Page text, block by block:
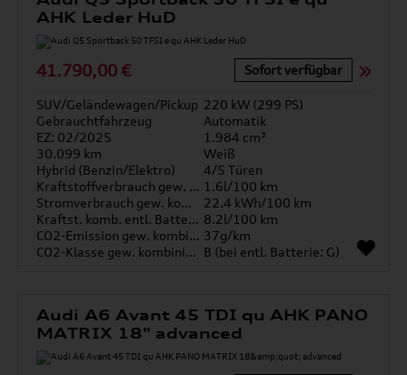
AHK Leder HuD
41.790,00 € Sofort verfügbar
SUV/Geländewagen/Pickup 220 kW (299 PS)
Gebrauchtfahrzeug
Automatik
EZ: 02/2025
1.984 cm³
30.099 km
Weiß
Hybrid (Benzin/Elektro)
4/5 Türen
Kraftstoffverbrauch gew. kombiniert 1.6l/100 km
Stromverbrauch gew. kombiniert
22.4 kWh/100 km
Kraftst. komb. entl. Batterie 8.2l/100 km
CO2-Emission gew. kombiniert 37g/km
CO2-Klasse gew. kombiniert B (bei entl. Batterie: G)
Audi A6 Avant 45 TDI qu AHK PANO
MATRIX 18" advanced